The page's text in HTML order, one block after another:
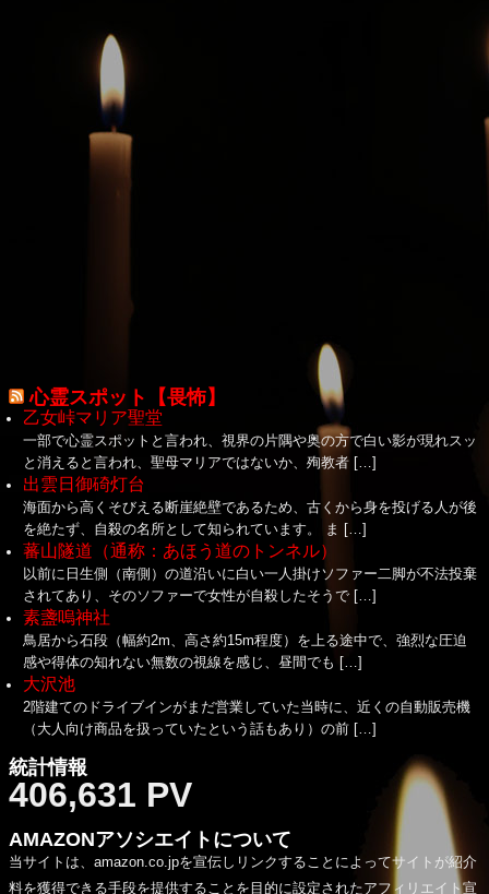
心霊スポット【畏怖】
乙女峠マリア聖堂
一部で心霊スポットと言われ、視界の片隅や奥の方で白い影が現れスッ
と消えると言われ、聖母マリアではないか、殉教者 […]
出雲日御碕灯台
海面から高くそびえる断崖絶壁であるため、古くから身を投げる人が後
を絶たず、自殺の名所として知られています。 ま […]
蕃山隧道（通称：あほう道のトンネル）
以前に日生側（南側）の道沿いに白い一人掛けソファー二脚が不法投棄
されてあり、そのソファーで女性が自殺したそうで […]
素盞嗚神社
鳥居から石段（幅約2m、高さ約15m程度）を上る途中で、強烈な圧迫
感や得体の知れない無数の視線を感じ、昼間でも […]
大沢池
2階建てのドライブインがまだ営業していた当時に、近くの自動販売機
（大人向け商品を扱っていたという話もあり）の前 […]
統計情報
406,631 PV
AMAZONアソシエイトについて
当サイトは、amazon.co.jpを宣伝しリンクすることによってサイトが紹介
料を獲得できる手段を提供することを目的に設定されたアフィリエイト宣